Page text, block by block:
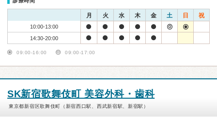
月 火 水 木 金 土 日 祝
10:00-13:00
14:30-20:00
09:00-16:00 09:00-17:00
SK新宿歌舞伎町 美容外科・歯科
東京都新宿区歌舞伎町（新宿西口駅、西武新宿駅、新宿駅）